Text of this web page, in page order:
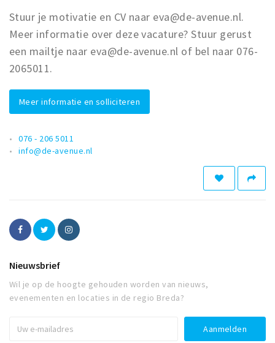
Stuur je motivatie en CV naar eva@de-avenue.nl.
Meer informatie over deze vacature? Stuur gerust
een mailtje naar eva@de-avenue.nl of bel naar 076-
2065011.
Meer informatie en solliciteren
076 - 206 5011
info@de-avenue.nl
Nieuwsbrief
Wil je op de hoogte gehouden worden van nieuws,
evenementen en locaties in de regio Breda?